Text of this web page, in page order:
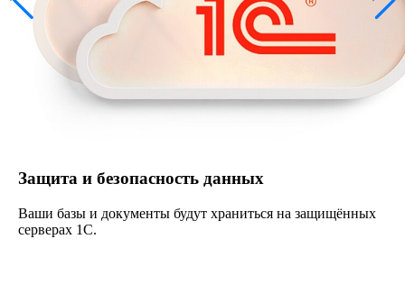
Защита и безопасность данных
Ваши базы и документы будут храниться на защищённых
серверах 1С.